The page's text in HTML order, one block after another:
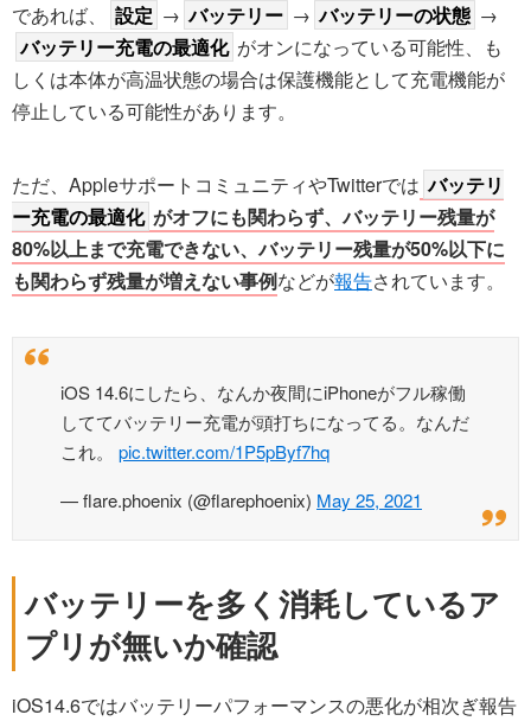
であれば、
設定 → バッテリー → バッテリーの状態 →
バッテリー充電の最適化 がオンになっている可能性、も
しくは本体が高温状態の場合は保護機能として充電機能が
停止している可能性があります。
ただ、AppleサポートコミュニティやTwitterでは バッテリ
ー充電の最適化 がオフにも関わらず、バッテリー残量が
80%以上まで充電できない、バッテリー残量が50%以下に
も関わらず残量が増えない事例などが報告されています。
iOS 14.6にしたら、なんか夜間にiPhoneがフル稼働
しててバッテリー充電が頭打ちになってる。なんだ
これ。 pic.twitter.com/1P5pByf7hq
— flare.phoenix (@flarephoenix) May 25, 2021
バッテリーを多く消耗しているア
プリが無いか確認
iOS14.6ではバッテリーパフォーマンスの悪化が相次ぎ報告